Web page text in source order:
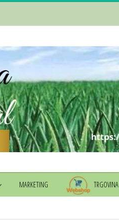
MARKETING TRGOVINA